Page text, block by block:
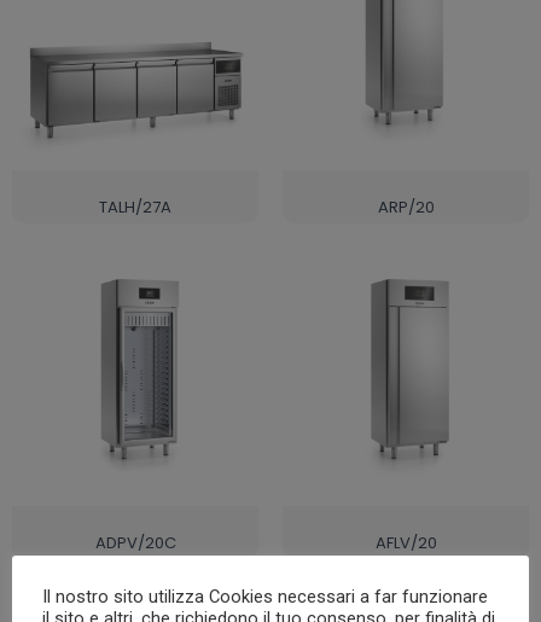
TALH/27A ARP/20
ADPV/20C AFLV/20
Il nostro sito utilizza Cookies necessari a far funzionare